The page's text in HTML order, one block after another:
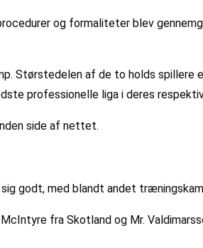
og formaliteter blev
Størstedelen af de to holds
professionelle liga i deres
side af nettet.
godt, med blandt andet
fra Skotland og Mr.